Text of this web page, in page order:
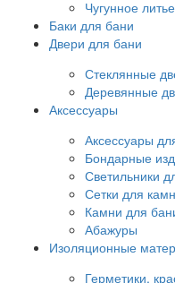
Чугунное
Баки для бани
Двери для бани
Стеклянные
Деревянные
Аксессуары
Аксессуары
Бондарные
Светильники
Сетки для
Камни для
Абажуры
Изоляционные
Герметики,